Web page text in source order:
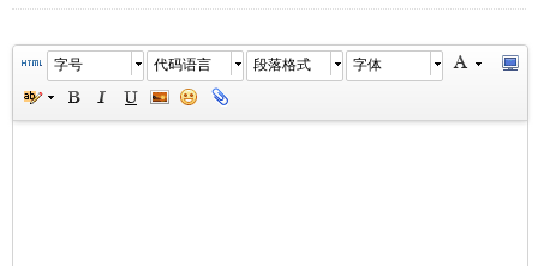
字号 代码语言 段落格式 字体